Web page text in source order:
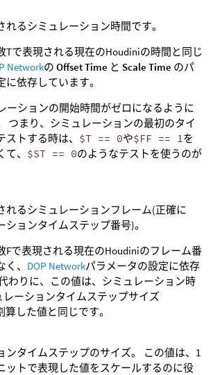
れるシミュレーション時間です。
Tで表現される現在のHoudiniの時間と同じ
Networkの Offset Time と Scale Time のパ
に依存しています。
ーションの開始時間がゼロになるように
つまり、シミュレーションの最初のタイ
トする時は、 $T == 0や$FF == 1 を
、 $ST == 0のようなテストを使うのが
れるシミュレーションフレーム(正確に
ションタイムステップ番号)。
Fで表現される現在のHoudiniのフレーム番
、 DOP Networkパラメータの設定に依存
わりに、この値は、シミュレーション時
レーションタイムステップサイズ
算した値と同じです。
ンタイムステップのサイズ。 この値は、1
ットで表現した値をスケールするのに役